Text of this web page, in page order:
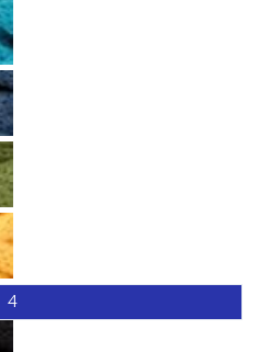
4